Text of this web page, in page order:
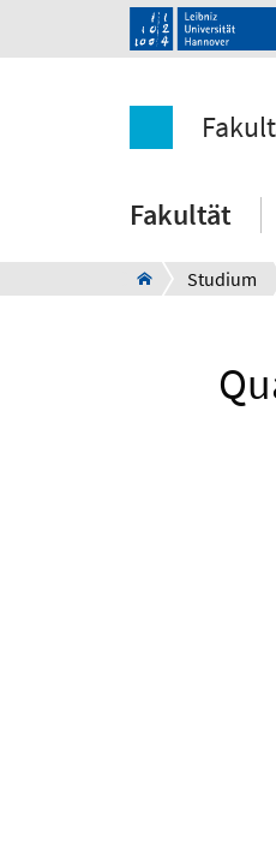
Fakultät
Studium